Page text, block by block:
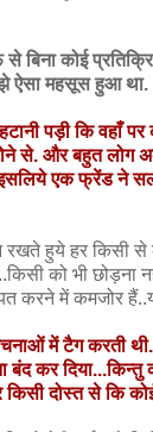
से बिना कोई
ऐसा महसूस हुआ था.
पड़ी कि वहाँ
से. और बहुत लोग
इसलिये एक फ्रेंड ने
रखते हुये हर
को भी छोड़ना
करने में कमजोर
में टैग करती
कर दिया...किन्तु
दोस्त से कि